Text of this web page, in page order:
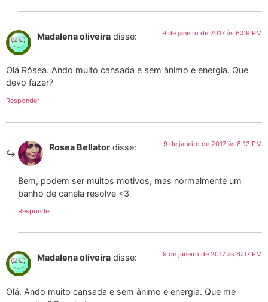
Madalena oliveira disse: 9 de janeiro de 2017 às 6:09 PM
Olá Rósea. Ando muito cansada e sem ânimo e energia. Que
devo fazer?
Responder
Rosea Bellator disse: 9 de janeiro de 2017 às 8:13 PM
Bem, podem ser muitos motivos, mas normalmente um
banho de canela resolve <3
Responder
Madalena oliveira disse: 9 de janeiro de 2017 às 6:07 PM
Olá. Ando muito cansada e sem ânimo e energia. Que me